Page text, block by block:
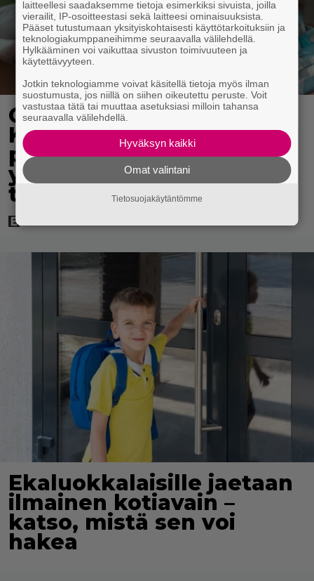
Clint Eastwood näytti
Kevin Costnerille kaapin
paikan hyvin
yksinkertaisella
toimenpiteellä
Ekaluokkalaisille jaetaan
ilmainen kotiavain –
katso, mistä sen voi
hakea
laitteellesi saadaksemme tietoja esimerkiksi sivuista, joilla
vierailit, IP-osoitteestasi sekä laitteesi ominaisuuksista.
Pääset tutustumaan yksityiskohtaisesti käyttötarkoituksiin ja
teknologiakumppaneihimme seuraavalla välilehdellä.
Hylkääminen voi vaikuttaa sivuston toimivuuteen ja
käytettävyyteen.
Jotkin teknologiamme voivat käsitellä tietoja myös ilman
suostumusta, jos niillä on siihen oikeutettu peruste. Voit
vastustaa tätä tai muuttaa asetuksiasi milloin tahansa
seuraavalla välilehdellä.
Hyväksyn kaikki
Omat valintani
Tietosuojakäytäntömme